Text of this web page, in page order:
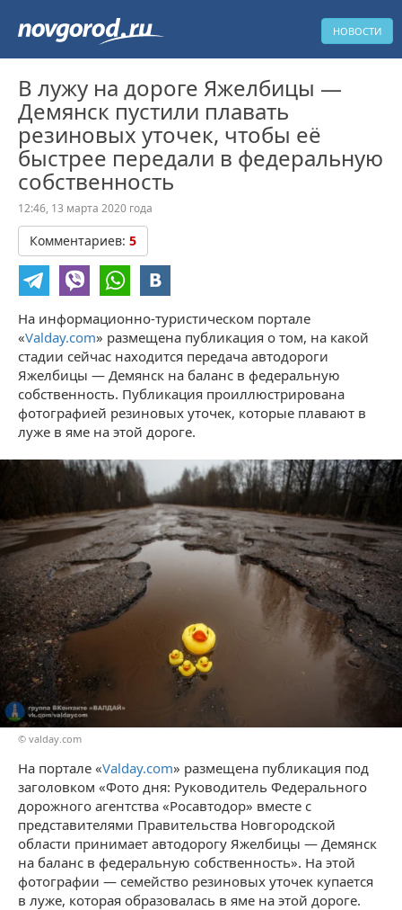
НОВОСТИ
В лужу на дороге Яжелбицы —
Демянск пустили плавать
резиновых уточек, чтобы её
быстрее передали в федеральную
собственность
12:46, 13 марта 2020 года
Комментариев: 5
На информационно-туристическом портале
«Valday.com» размещена публикация о том, на какой
стадии сейчас находится передача автодороги
Яжелбицы — Демянск на баланс в федеральную
собственность. Публикация проиллюстрирована
фотографией резиновых уточек, которые плавают в
луже в яме на этой дороге.
© valday.com
На портале «Valday.com» размещена публикация под
заголовком «Фото дня: Руководитель Федерального
дорожного агентства «Росавтодор» вместе с
представителями Правительства Новгородской
области принимает автодорогу Яжелбицы — Демянск
на баланс в федеральную собственность». На этой
фотографии — семейство резиновых уточек купается
в луже, которая образовалась в яме на этой дороге.